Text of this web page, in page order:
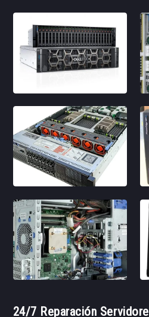
24/7 Reparación